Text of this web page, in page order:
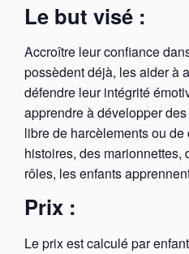
Le but visé :
Accroître leur confiance
possèdent déjà, les aider à
défendre leur intégrité
apprendre à développer
libre de harcèlements ou
histoires, des marionnettes,
rôles, les enfants
Prix :
Le prix est calculé par